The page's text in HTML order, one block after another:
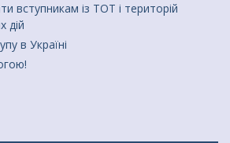
вступникам із ТОТ і територій
дій
в Україні